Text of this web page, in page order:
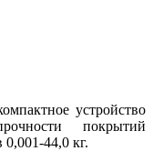
устройство
покрытий
44,0 кг.